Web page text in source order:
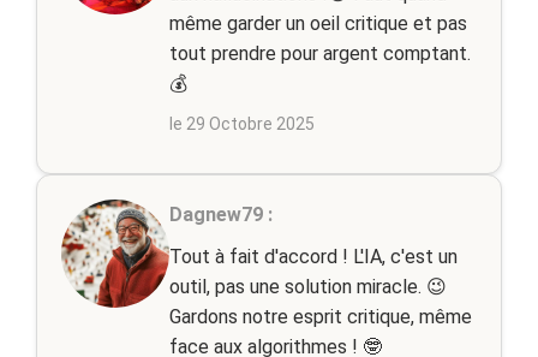
même garder un oeil critique et pas
tout prendre pour argent comptant.
💰
le 29 Octobre 2025
Dagnew79 :
Tout à fait d'accord ! L'IA, c'est un
outil, pas une solution miracle. 😉
Gardons notre esprit critique, même
face aux algorithmes ! 🤓